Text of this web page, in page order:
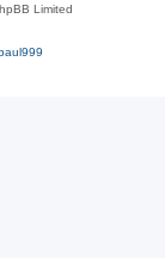
Limited